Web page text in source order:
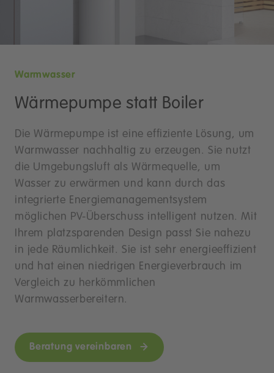
Warmwasser
Wärmepumpe statt Boiler
Die Wärmepumpe ist eine effiziente Lösung, um
Warmwasser nachhaltig zu erzeugen. Sie nutzt
die Umgebungsluft als Wärmequelle, um
Wasser zu erwärmen und kann durch das
integrierte Energiemanagementsystem
möglichen PV-Überschuss intelligent nutzen. Mit
Ihrem platzsparenden Design passt Sie nahezu
in jede Räumlichkeit. Sie ist sehr energieeffizient
und hat einen niedrigen Energieverbrauch im
Vergleich zu herkömmlichen
Warmwasserbereitern.
Beratung vereinbaren